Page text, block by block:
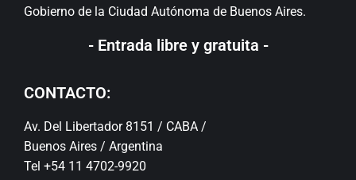
Gobierno de la Ciudad Autónoma de Buenos Aires.
- Entrada libre y gratuita -
CONTACTO:
Av. Del Libertador 8151 / CABA /
Buenos Aires / Argentina
Tel +54 11 4702-9920